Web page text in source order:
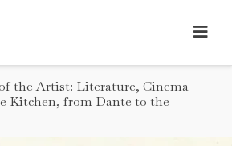
the Artist: Literature, Cinema
Kitchen, from Dante to the